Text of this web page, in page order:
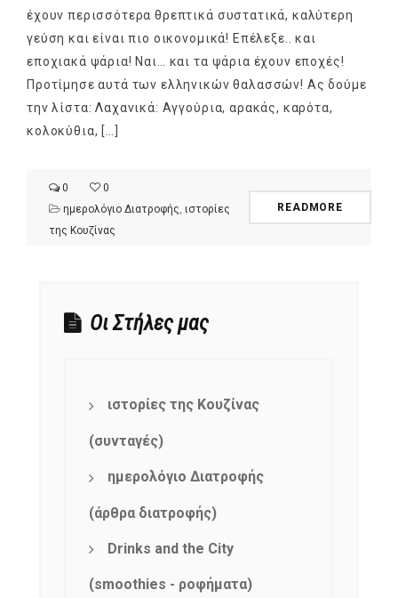
έχουν περισσότερα θρεπτικά συστατικά, καλύτερη
γεύση και είναι πιο οικονομικά! Επέλεξε.. και
εποχιακά ψάρια! Ναι… και τα ψάρια έχουν εποχές!
Προτίμησε αυτά των ελληνικών θαλασσών! Ας δούμε
την λίστα: Λαχανικά: Αγγούρια, αρακάς, καρότα,
κολοκύθια, […]
0
0
ημερολόγιο Διατροφής, ιστορίες
της Κουζίνας
READMORE
Οι Στήλες μας
ιστορίες της Κουζίνας
(συνταγές)
ημερολόγιο Διατροφής
(άρθρα διατροφής)
Drinks and the City
(smoothies - ροφήματα)